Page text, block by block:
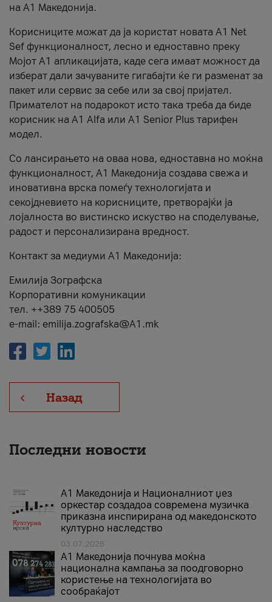
на А1 Македонија.
Корисниците можат да ја користат новата А1 Net
Sef функционалност, лесно и едноставно преку
Мојот А1 апликацијата, каде сега имаат можност да
изберат дали зачуваните гигабајти ќе ги разменат за
пакет или сервис за себе или за свој пријател.
Примателот на подарокот исто така треба да биде
корисник на А1 Alfa или A1 Senior Plus тарифен
модел.
Со лансирањето на оваа нова, едноставна но моќна
функционалност, А1 Македонија создава свежа и
иновативна врска помеѓу технологијата и
секојдневието на корисниците, претворајќи ја
лојалноста во вистинско искуство на споделување,
радост и персонализирана вредност.
Контакт за медиуми А1 Македонија:
Емилија Зографска
Корпоративни комуникации
тел. ++389 75 400505
e-mail: emilija.zografska@A1.mk
Назад
Последни новости
А1 Македонија и Националниот џез
оркестар создадоа современа музичка
приказна инспирирана од македонското
културно наследство
03.07.2026
A1 Македонија почнува моќна
национална кампања за поодговорно
користење на технологијата во
сообраќајот